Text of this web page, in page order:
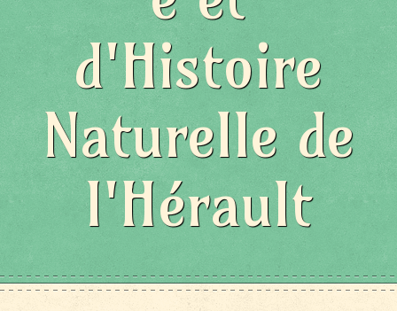
d'Histoire
Naturelle de
l'Hérault